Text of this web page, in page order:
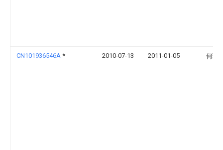
CN101936546A * 2010-07-13 2011-01-05 何瑞